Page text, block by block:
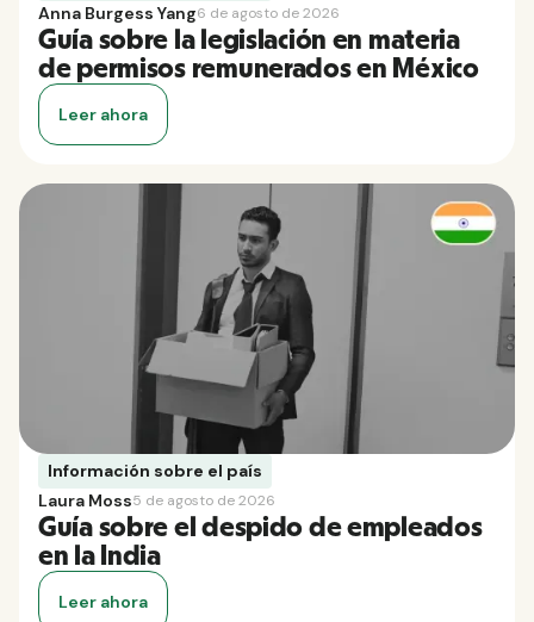
Anna Burgess Yang6 de agosto de 2026
Guía sobre la legislación en materia
de permisos remunerados en México
Leer ahora
Información sobre el país
Laura Moss5 de agosto de 2026
Guía sobre el despido de empleados
en la India
Leer ahora